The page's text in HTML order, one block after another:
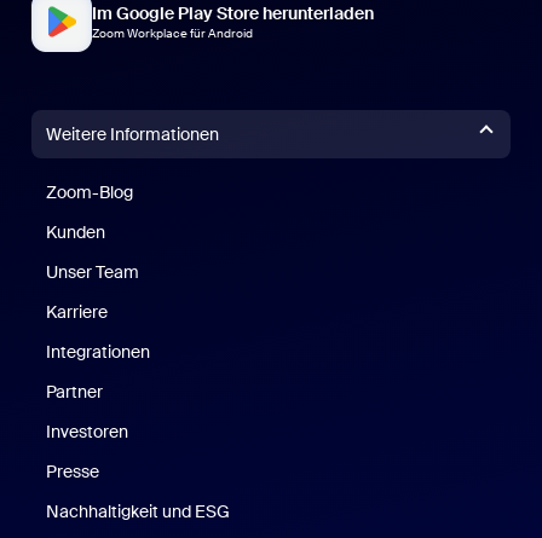
Im Google Play Store herunterladen
Zoom Workplace für Android
Weitere Informationen
Zoom-Blog
Kunden
Unser Team
Karriere
Integrationen
Partner
Investoren
Presse
Nachhaltigkeit und ESG